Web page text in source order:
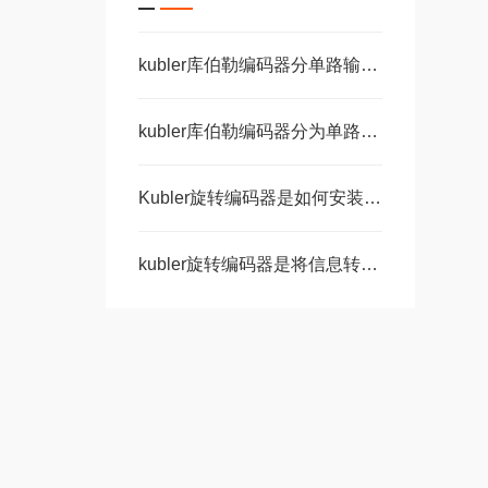
kubler库伯勒编码器分单路输出和双路输出
kubler库伯勒编码器分为单路输出和双路输出两种
Kubler旋转编码器是如何安装的呢？
kubler旋转编码器是将信息转化为数字语言的神奇工具